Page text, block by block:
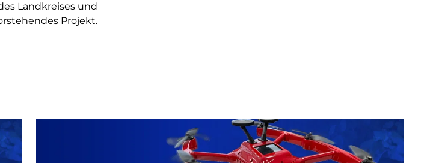
Landkreises und
Projekt.